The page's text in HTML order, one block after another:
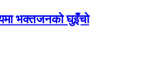
भक्तजनको घुइँचो